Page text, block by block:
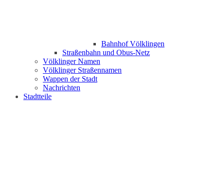
Bahnhof Völklingen
Straßenbahn und Obus-Netz
Völklinger Namen
Völklinger Straßennamen
Wappen der Stadt
Nachrichten
Stadtteile